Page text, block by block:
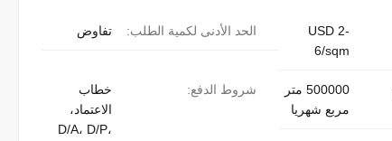
الحد الأدنى لكمية الطلب: تفاوض
USD 2-
6/sqm
شروط الدفع:
خطاب
الاعتماد،
D/A، D/P،
500000 متر
مربع شهريا